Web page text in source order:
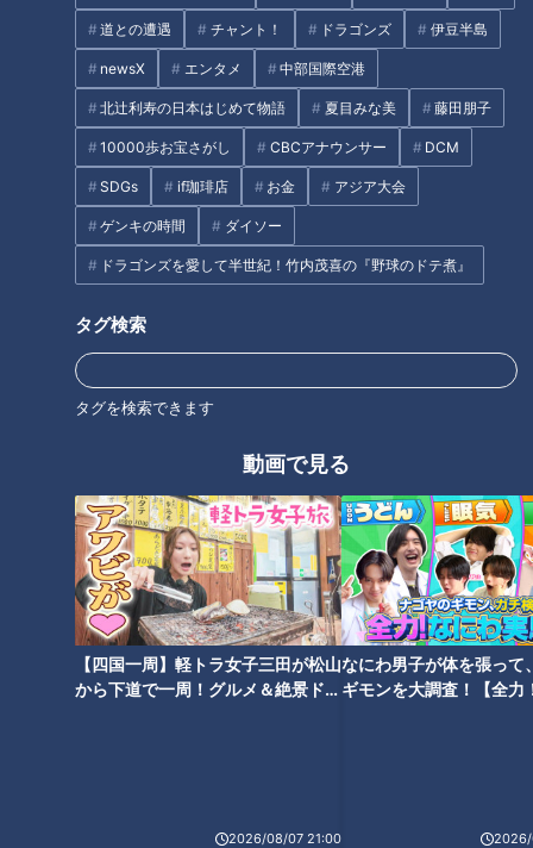
道との遭遇 チャント！ ドラゴンズ 伊豆半島
newsX エンタメ 中部国際空港
北辻利寿の日本はじめて物語 夏目みな美 藤田朋子
10000歩お宝さがし CBCアナウンサー DCM
SDGs if珈琲店 お金 アジア大会
ゲンキの時間 ダイソー
ドラゴンズを愛して半世紀！竹内茂喜の『野球のドテ煮』
タグ検索
タグを検索できます
動画で見る
【四国一周】軽トラ女子三田が松山
から下道で一周！グルメ＆絶景ドラ
2026/08/07 21:00
なにわ男子が体を張って
ギモンを大調査！【全力
2026/
【夏休み満喫WEEK】コスパ最
強！無料＆間近でイルカとふれ
あいスポット！
リスナーの投稿からわかった！
「こむら返り」の治め方
タグ
チャント！ 平松賢人